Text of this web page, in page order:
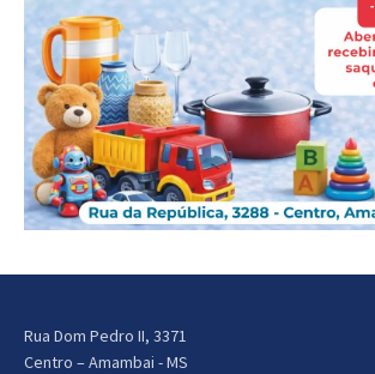
Rua Dom Pedro II, 3371
Centro – Amambai - MS